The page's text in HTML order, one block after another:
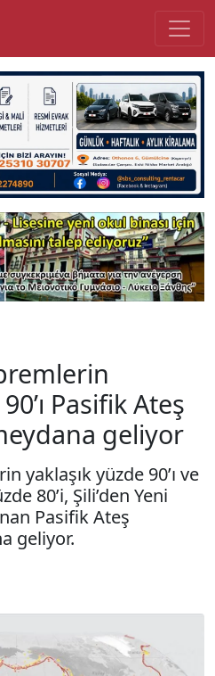
Pasifik Ateş
geliyor
yaklaşık yüzde 90’ı ve
80’i, Şili’den Yeni
Pasifik Ateş
geliyor.